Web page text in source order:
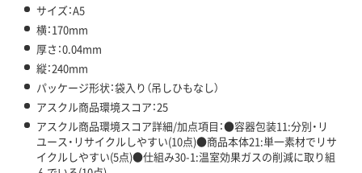
サイズ：A5
横：170mm
厚さ：0.04mm
縦：240mm
パッケージ形状：袋入り（吊しひもなし）
アスクル商品環境スコア：25
アスクル商品環境スコア詳細/加点項目：●容器包装11:分別・リ
ユース・リサイクルしやすい(10点)●商品本体21:単一素材でリサ
イクルしやすい(5点)●仕組み30-1:温室効果ガスの削減に取り組